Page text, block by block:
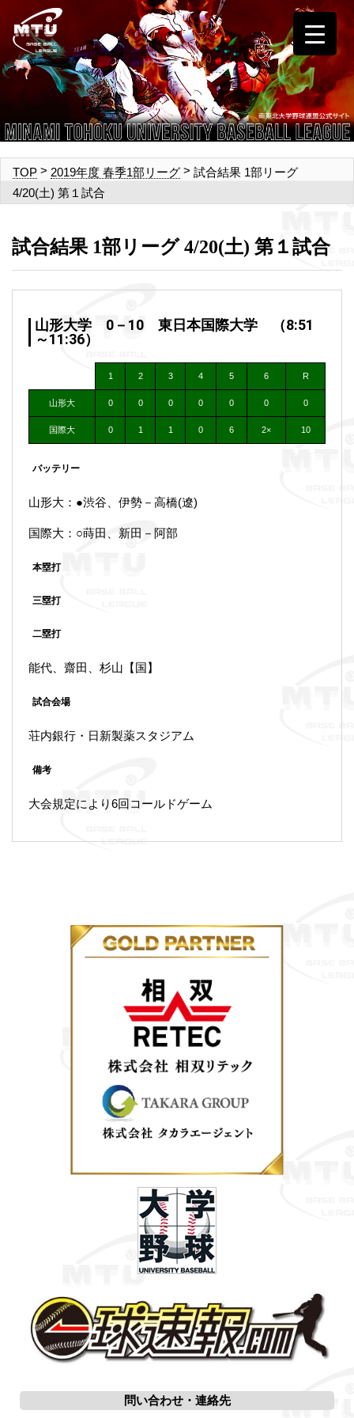
TOP > 2019年度 春季1部リーグ > 試合結果 1部リーグ
4/20(土) 第１試合
試合結果 1部リーグ 4/20(土) 第１試合
山形大学 0－10 東日本国際大学 （8:51
～11:36）
1 2 3 4 5 6 R
山形大 0 0 0 0 0 0 0
国際大 0 1 1 0 6 2× 10
バッテリー
山形大：●渋谷、伊勢－高橋(遼)
国際大：○蒔田、新田－阿部
本塁打
三塁打
二塁打
能代、齋田、杉山【国】
試合会場
荘内銀行・日新製薬スタジアム
備考
大会規定により6回コールドゲーム
問い合わせ・連絡先